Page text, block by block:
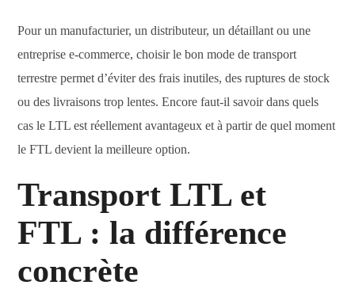
Pour un manufacturier, un distributeur, un détaillant ou une
entreprise e-commerce, choisir le bon mode de transport
terrestre permet d’éviter des frais inutiles, des ruptures de stock
ou des livraisons trop lentes. Encore faut-il savoir dans quels
cas le LTL est réellement avantageux et à partir de quel moment
le FTL devient la meilleure option.
Transport LTL et
FTL : la différence
concrète